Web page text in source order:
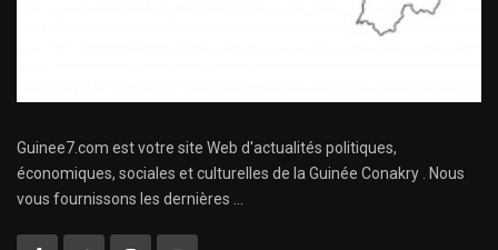
Guinee7.com est votre site Web d'actualités politiques,
économiques, sociales et culturelles de la Guinée Conakry . Nous
vous fournissons les dernières ...